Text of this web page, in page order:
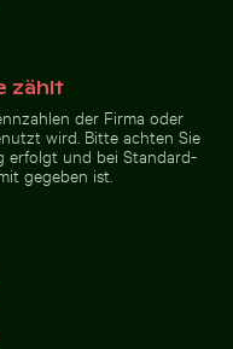
zählt
der Firma oder
wird. Bitte achten Sie
erfolgt und bei Standard-
gegeben ist.